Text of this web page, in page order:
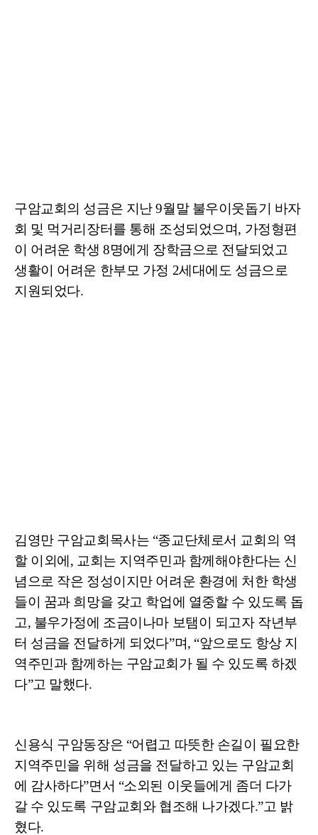
구암교회의 성금은 지난 9월말 불우이웃돕기 바자
회 및 먹거리장터를 통해 조성되었으며, 가정형편
이 어려운 학생 8명에게 장학금으로 전달되었고
생활이 어려운 한부모 가정 2세대에도 성금으로
지원되었다.
김영만 구암교회목사는 “종교단체로서 교회의 역
할 이외에, 교회는 지역주민과 함께해야한다는 신
념으로 작은 정성이지만 어려운 환경에 처한 학생
들이 꿈과 희망을 갖고 학업에 열중할 수 있도록 돕
고, 불우가정에 조금이나마 보탬이 되고자 작년부
터 성금을 전달하게 되었다”며, “앞으로도 항상 지
역주민과 함께하는 구암교회가 될 수 있도록 하겠
다”고 말했다.
신용식 구암동장은 “어렵고 따뜻한 손길이 필요한
지역주민을 위해 성금을 전달하고 있는 구암교회
에 감사하다”면서 “소외된 이웃들에게 좀더 다가
갈 수 있도록 구암교회와 협조해 나가겠다.”고 밝
혔다.